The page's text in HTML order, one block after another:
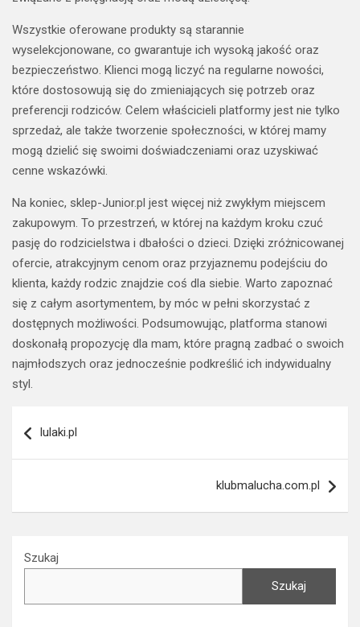
Wszystkie oferowane produkty są starannie
wyselekcjonowane, co gwarantuje ich wysoką jakość oraz
bezpieczeństwo. Klienci mogą liczyć na regularne nowości,
które dostosowują się do zmieniających się potrzeb oraz
preferencji rodziców. Celem właścicieli platformy jest nie tylko
sprzedaż, ale także tworzenie społeczności, w której mamy
mogą dzielić się swoimi doświadczeniami oraz uzyskiwać
cenne wskazówki.
Na koniec, sklep-Junior.pl jest więcej niż zwykłym miejscem
zakupowym. To przestrzeń, w której na każdym kroku czuć
pasję do rodzicielstwa i dbałości o dzieci. Dzięki zróżnicowanej
ofercie, atrakcyjnym cenom oraz przyjaznemu podejściu do
klienta, każdy rodzic znajdzie coś dla siebie. Warto zapoznać
się z całym asortymentem, by móc w pełni skorzystać z
dostępnych możliwości. Podsumowując, platforma stanowi
doskonałą propozycję dla mam, które pragną zadbać o swoich
najmłodszych oraz jednocześnie podkreślić ich indywidualny
styl.
wpisu
lulaki.pl
klubmalucha.com.pl
Szukaj
Szukaj